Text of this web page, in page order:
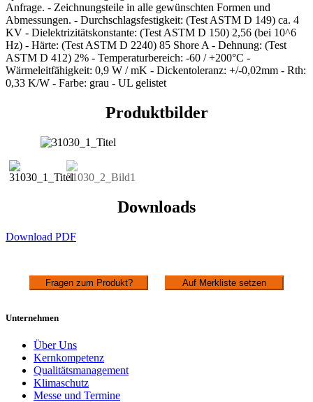
Anfrage. - Zeichnungsteile in alle gewünschten Formen und
Abmessungen. - Durchschlagsfestigkeit: (Test ASTM D 149) ca. 4
KV - Dielektrizitätskonstante: (Test ASTM D 150) 2,56 (bei 10^6
Hz) - Härte: (Test ASTM D 2240) 85 Shore A - Dehnung: (Test
ASTM D 412) 2% - Temperaturbereich: -60 / +200°C -
Wärmeleitfähigkeit: 0,9 W / mK - Dickentoleranz: +/-0,02mm - Rth:
0,33 K/W - Farbe: grau - UL gelistet
Produktbilder
Downloads
Download PDF
Fragen zum Produkt? Auf Merkliste setzen
Unternehmen
Über Uns
Kernkompetenz
Qualitätsmanagement
Klimaschutz
Messe und Termine